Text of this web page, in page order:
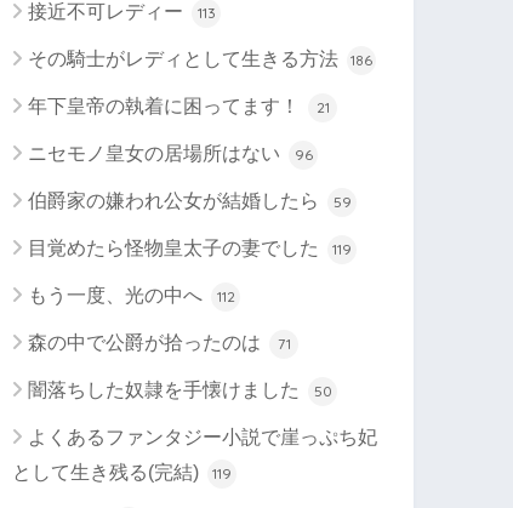
接近不可レディー 113
その騎士がレディとして生きる方法 186
年下皇帝の執着に困ってます！ 21
ニセモノ皇女の居場所はない 96
伯爵家の嫌われ公女が結婚したら 59
目覚めたら怪物皇太子の妻でした 119
もう一度、光の中へ 112
森の中で公爵が拾ったのは 71
闇落ちした奴隷を手懐けました 50
よくあるファンタジー小説で崖っぷち妃
として生き残る(完結)
119